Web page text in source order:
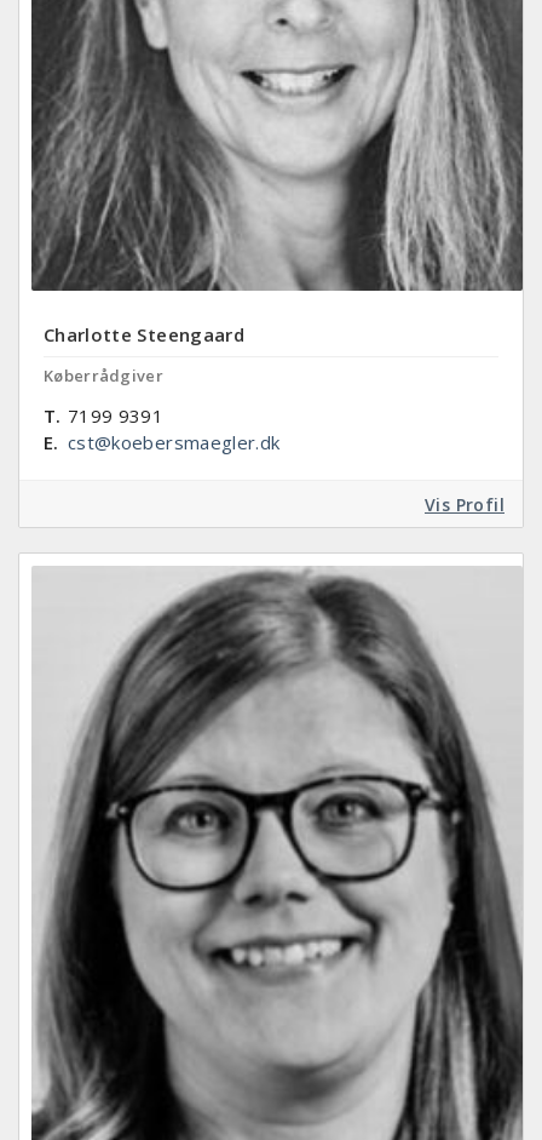
Charlotte Steengaard
Køberrådgiver
T. 7199 9391
E. cst@koebersmaegler.dk
Vis Profil